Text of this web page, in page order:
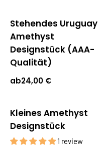
Stehendes Uruguay
Amethyst
Designstück (AAA-
Qualität)
ab24,00 €
Kleines Amethyst
Designstück
1 review